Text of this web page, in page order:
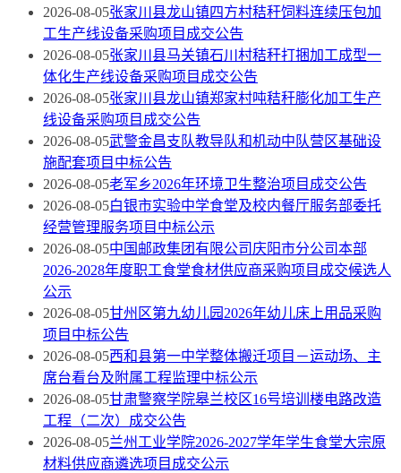
2026-08-05张家川县龙山镇四方村秸秆饲料连续压包加
工生产线设备采购项目成交公告
2026-08-05张家川县马关镇石川村秸秆打捆加工成型一
体化生产线设备采购项目成交公告
2026-08-05张家川县龙山镇郑家村吨秸秆膨化加工生产
线设备采购项目成交公告
2026-08-05武警金昌支队教导队和机动中队营区基础设
施配套项目中标公告
2026-08-05老军乡2026年环境卫生整治项目成交公告
2026-08-05白银市实验中学食堂及校内餐厅服务部委托
经营管理服务项目中标公示
2026-08-05中国邮政集团有限公司庆阳市分公司本部
2026-2028年度职工食堂食材供应商采购项目成交候选人
公示
2026-08-05甘州区第九幼儿园2026年幼儿床上用品采购
项目中标公告
2026-08-05西和县第一中学整体搬迁项目－运动场、主
席台看台及附属工程监理中标公示
2026-08-05甘肃警察学院皋兰校区16号培训楼电路改造
工程（二次）成交公告
2026-08-05兰州工业学院2026-2027学年学生食堂大宗原
材料供应商遴选项目成交公示